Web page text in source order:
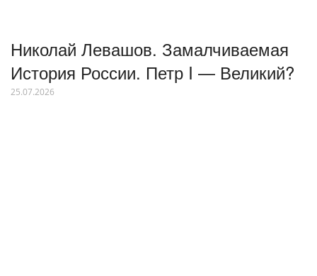
Николай Левашов. Замалчиваемая
История России. Петр I — Великий?
25.07.2026